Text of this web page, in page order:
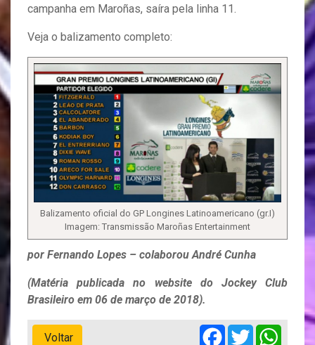
campanha em Maroñas, saíra pela linha 11.
Veja o balizamento completo:
Balizamento oficial do GP Longines Latinoamericano (gr.I)
Imagem: Transmissão Maroñas Entertainment
por Fernando Lopes – colaborou André Cunha
(Matéria publicada no website do Jockey Club
Brasileiro em 06 de março de 2018).
Voltar
Facebook
Twitter